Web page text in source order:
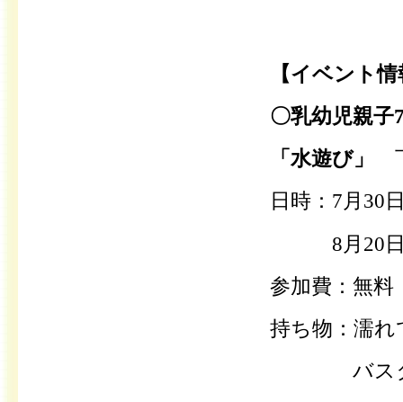
【イベント
〇乳幼児親子
「水遊び」
日時：7月30
8月20日（
参加費：無
持ち物：濡
バスタ